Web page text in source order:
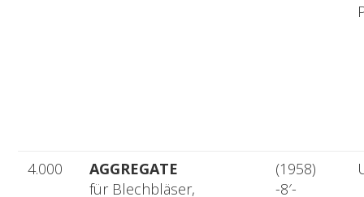
4.000
AGGREGATE
für Blechbläser,
(1958)
-8′-